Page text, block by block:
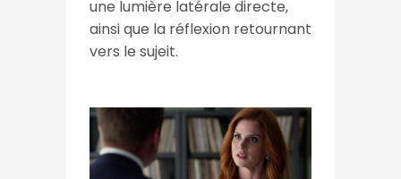
une lumière latérale directe,
ainsi que la réflexion retournant
vers le sujeit.